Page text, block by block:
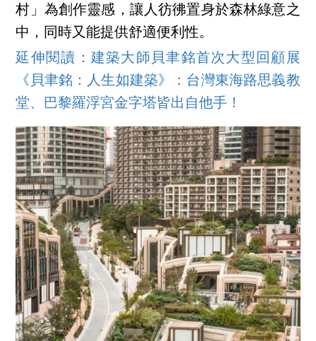
村」為創作靈感，讓人彷彿置身於森林綠意之
中，同時又能提供舒適便利性。
延伸閱讀：建築大師貝聿銘首次大型回顧展
《貝聿銘：人生如建築》：台灣東海路思義教
堂、巴黎羅浮宮金字塔皆出自他手！